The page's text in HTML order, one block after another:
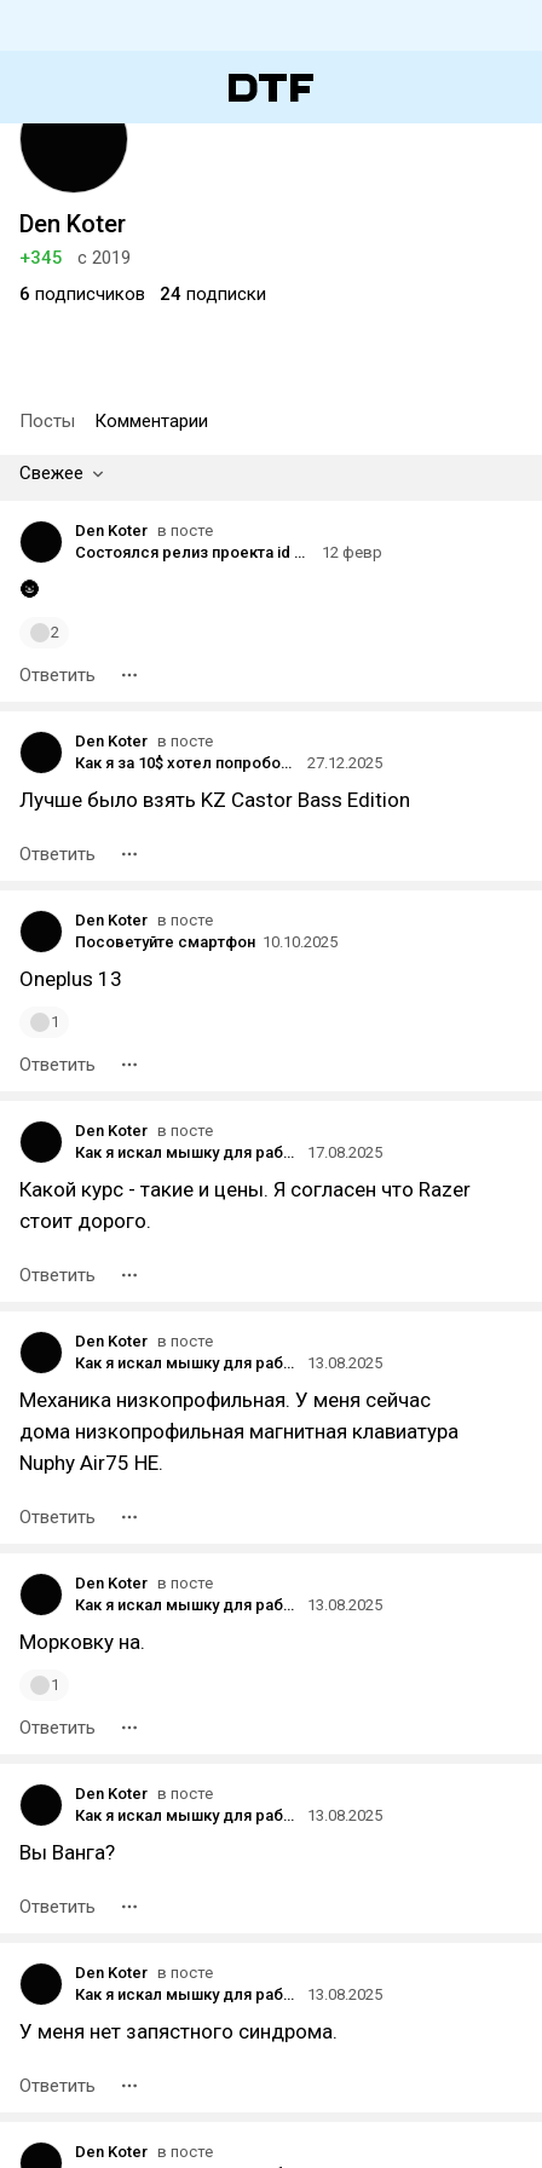
Den Koter
+345
с 2019
6 подписчиков 24 подписки
Посты Комментарии
Свежее
Den Koter в посте
Состоялся релиз проекта id Mobile RPG Editor
12 февр
🌚
2
Ответить
Den Koter в посте
Как я за 10$ хотел попробовать хороший звук в играх
27.12.2025
Лучше было взять KZ Castor Bass Edition
Ответить
Den Koter в посте
Посоветуйте смартфон 10.10.2025
Oneplus 13
1
Ответить
Den Koter в посте
Как я искал мышку для работы и нашёл
17.08.2025
Какой курс - такие и цены. Я согласен что Razer
стоит дорого.
Ответить
Den Koter в посте
Как я искал мышку для работы и нашёл
13.08.2025
Механика низкопрофильная. У меня сейчас
дома низкопрофильная магнитная клавиатура
Nuphy Air75 HE.
Ответить
Den Koter в посте
Как я искал мышку для работы и нашёл
13.08.2025
Морковку на.
1
Ответить
Den Koter в посте
Как я искал мышку для работы и нашёл
13.08.2025
Вы Ванга?
Ответить
Den Koter в посте
Как я искал мышку для работы и нашёл
13.08.2025
У меня нет запястного синдрома.
Ответить
Den Koter в посте